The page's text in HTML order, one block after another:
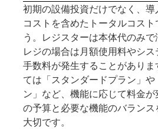
初期の設備投資だけでなく、
コストを含めたトータルコスト
う。レジスターは本体代のみ
レジの場合は月額使用料やシ
手数料が発生することがあり
ては「スタンダードプラン」
ン」など、機能に応じて料金
の予算と必要な機能のバラン
大切です。